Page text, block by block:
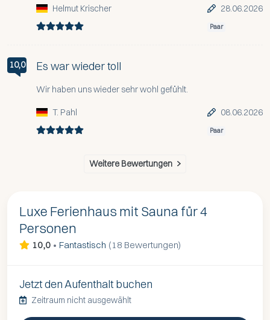
Helmut Krischer 28.06.2026
Paar
10,0 Es war wieder toll
Wir haben uns wieder sehr wohl gefühlt.
T. Pahl 08.06.2026
Paar
Weitere Bewertungen
Luxe Ferienhaus mit Sauna für 4
Personen
10,0 • Fantastisch (18 Bewertungen)
Jetzt den Aufenthalt buchen
Zeitraum nicht ausgewählt